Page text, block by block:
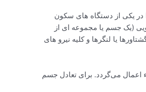
در یکی از دستگاه های سکون
(یک جسم یا مجموعه ای از
یا لنگرها و کلیه نیرو های
اعمال می‌گردد. برای تعادل جسم